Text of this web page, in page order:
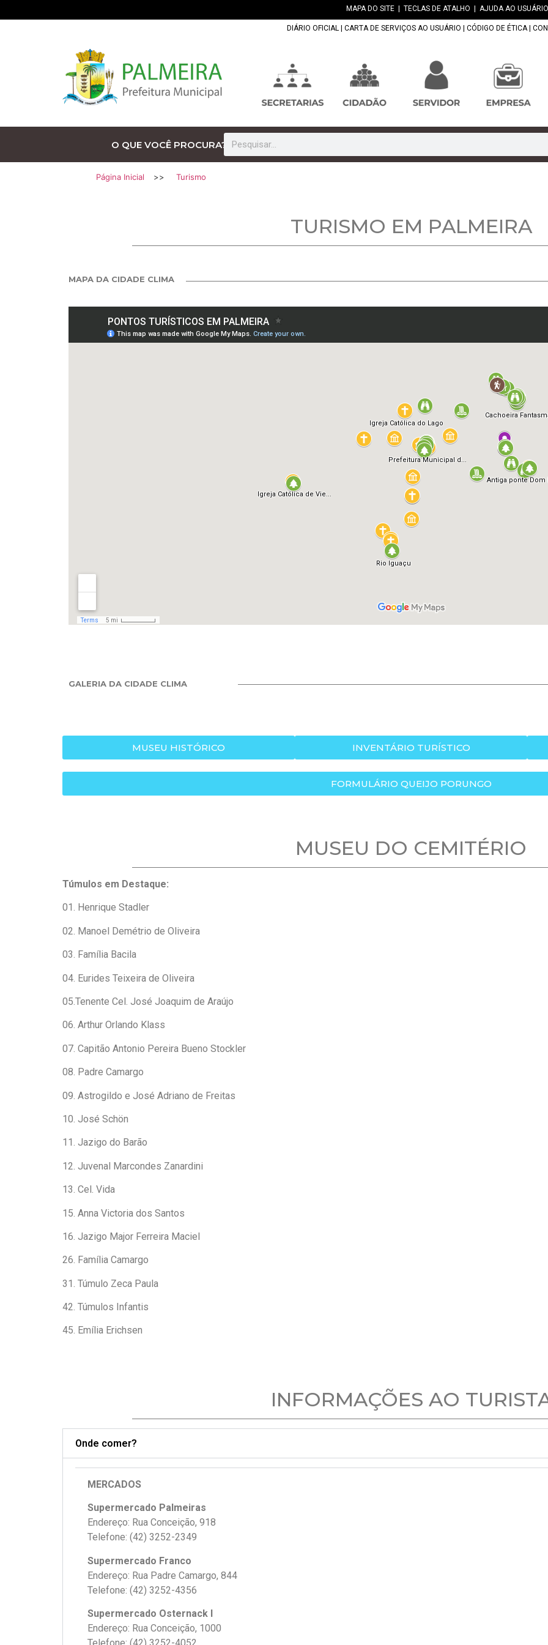
MAPA DO SITE TECLAS DE ATALHO AJUDA AO
DIÁRIO OFICIAL CARTA DE SERVIÇOS AO USUÁRIO CÓDIGO DE ÉTICA|
O QUE VOCÊ PROCURA?
Página Inicial >> Turismo
TURISMO EM PALMEIRA
MAPA DA CIDADE CLIMA
GALERIA DA CIDADE CLIMA
MUSEU HISTÓRICO INVENTÁRIO TURÍSTICO
FORMULÁRIO QUEIJO PORUNGO
MUSEU DO CEMITÉRIO
Túmulos em Destaque:
01. Henrique Stadler
02. Manoel Demétrio de Oliveira
03. Família Bacila
04. Eurides Teixeira de Oliveira
05.Tenente Cel. José Joaquim de Araújo
06. Arthur Orlando Klass
07. Capitão Antonio Pereira Bueno Stockler
08. Padre Camargo
09. Astrogildo e José Adriano de Freitas
10. José Schön
11. Jazigo do Barão
12. Juvenal Marcondes Zanardini
13. Cel. Vida
15. Anna Victoria dos Santos
16. Jazigo Major Ferreira Maciel
26. Família Camargo
31. Túmulo Zeca Paula
42. Túmulos Infantis
45. Emília Erichsen
INFORMAÇÕES AO
Onde comer?
MERCADOS
Supermercado Palmeiras
Endereço: Rua Conceição, 918
Telefone: (42) 3252-2349
Supermercado Franco
Endereço: Rua Padre Camargo, 844
Telefone: (42) 3252-4356
Supermercado Osternack I
Endereço: Rua Conceição, 1000